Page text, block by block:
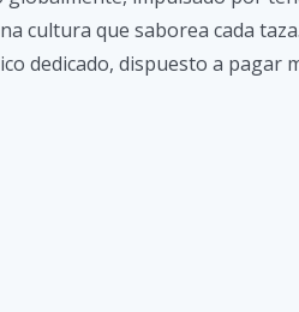
cultura que saborea cada
dedicado, dispuesto a pagar